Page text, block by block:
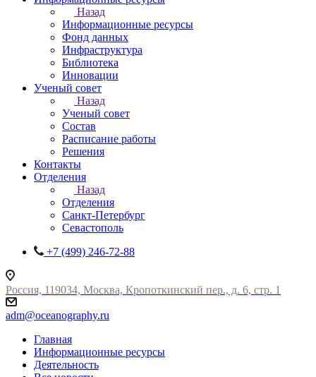
Назад
Информационные ресурсы
Фонд данных
Инфраструктура
Библиотека
Инновации
Ученый совет
Назад
Ученый совет
Состав
Расписание работы
Решения
Контакты
Отделения
Назад
Отделения
Санкт-Петербург
Севастополь
+7 (499) 246-72-88
Россия, 119034, Москва, Кропоткинский пер., д. 6, стр. 1
adm@oceanography.ru
Главная
Информационные ресурсы
Деятельность